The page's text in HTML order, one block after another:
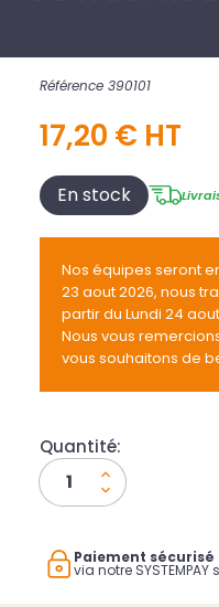
Référence 390101
17,20 € HT
En stock
Nos équipes seront
23 aout 2026, nous
partir du Lundi 24
Nous vous
vous souhaitons de
Quantité:
Paiement sécurisé
via notre SYSTEMPAY